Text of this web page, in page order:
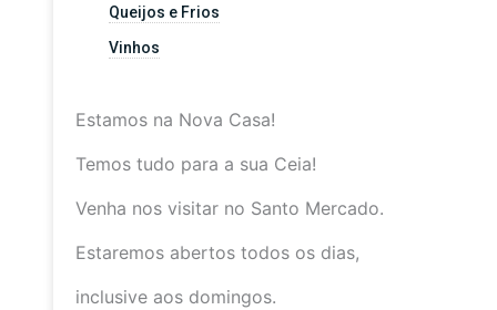
Queijos e Frios
Vinhos
Estamos na Nova Casa!
Temos tudo para a sua Ceia!
Venha nos visitar no Santo Mercado.
Estaremos abertos todos os dias,
inclusive aos domingos.